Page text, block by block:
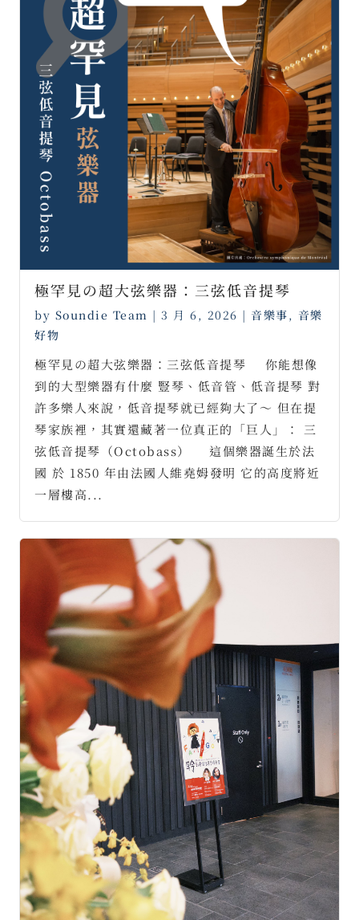
極罕見の超大弦樂器：三弦低音提琴
by Soundie Team | 3 月 6, 2026 | 音樂事, 音樂
好物
極罕見の超大弦樂器：三弦低音提琴 ⠀ 你能想像
到的大型樂器有什麼 豎琴、低音管、低音提琴 對
許多樂人來說，低音提琴就已經夠大了～ 但在提
琴家族裡，其實還藏著一位真正的「巨人」： 三
弦低音提琴（Octobass） ⠀ 這個樂器誕生於法
國 於 1850 年由法國人維堯姆發明 它的高度將近
一層樓高...